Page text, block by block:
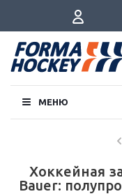
МЕНЮ
Хоккейная
Bauer: